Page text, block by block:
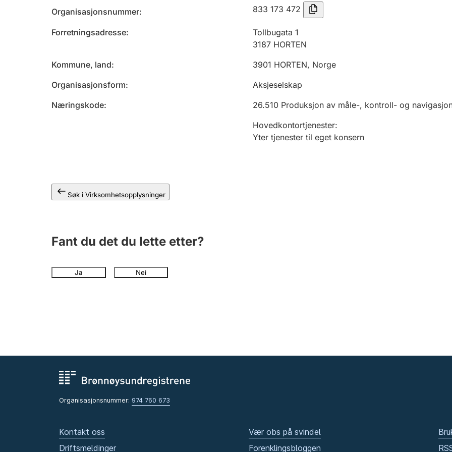
Organisasjonsnummer 833 173 472
Forretningsadresse
Tollbugata 1
3187 HORTEN
Kommune, land
3901 HORTEN, Norge
Organisasjonsform
Aksjeselskap
Næringskode
26.510 Produksjon av måle-, kontroll- og
Hovedkontortjenester:
Yter tjenester til eget konsern
Søk i Virksomhetsopplysninger
Fant du det du lette etter?
Ja Nei
Organisasjonsnummer: 974 760 673
Kontakt oss
Driftsmeldinger
Vær obs på svindel
Forenklingsbloggen